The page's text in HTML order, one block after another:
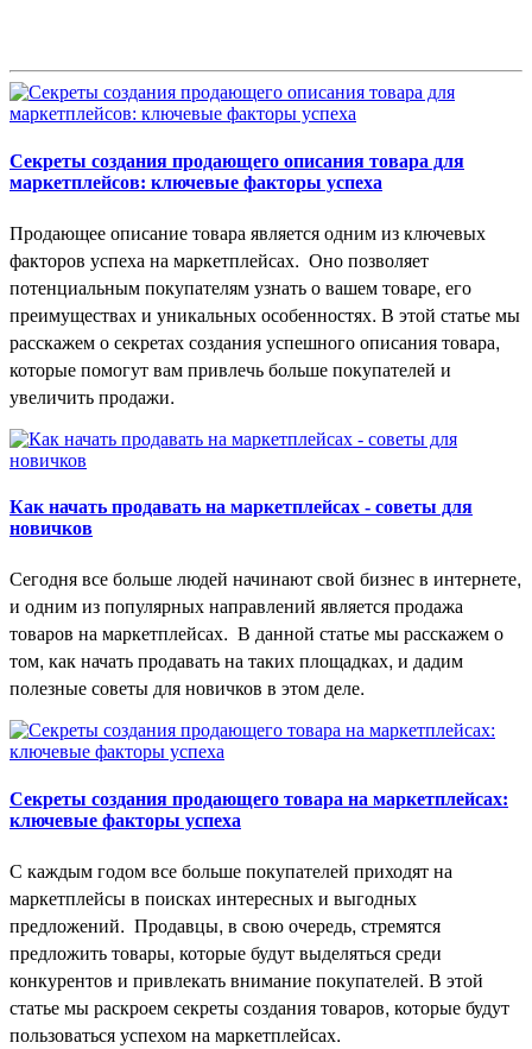
Секреты создания продающего описания товара для
маркетплейсов: ключевые факторы успеха
Продающее описание товара является одним из ключевых
факторов успеха на маркетплейсах. Оно позволяет
потенциальным покупателям узнать о вашем товаре, его
преимуществах и уникальных особенностях. В этой статье мы
расскажем о секретах создания успешного описания товара,
которые помогут вам привлечь больше покупателей и
увеличить продажи.
Как начать продавать на маркетплейсах - советы для
новичков
Сегодня все больше людей начинают свой бизнес в интернете,
и одним из популярных направлений является продажа
товаров на маркетплейсах. В данной статье мы расскажем о
том, как начать продавать на таких площадках, и дадим
полезные советы для новичков в этом деле.
Секреты создания продающего товара на маркетплейсах:
ключевые факторы успеха
С каждым годом все больше покупателей приходят на
маркетплейсы в поисках интересных и выгодных
предложений. Продавцы, в свою очередь, стремятся
предложить товары, которые будут выделяться среди
конкурентов и привлекать внимание покупателей. В этой
статье мы раскроем секреты создания товаров, которые будут
пользоваться успехом на маркетплейсах.